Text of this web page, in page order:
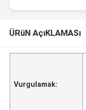
ÜRüN AçıKLAMASı
Vurgulamak: